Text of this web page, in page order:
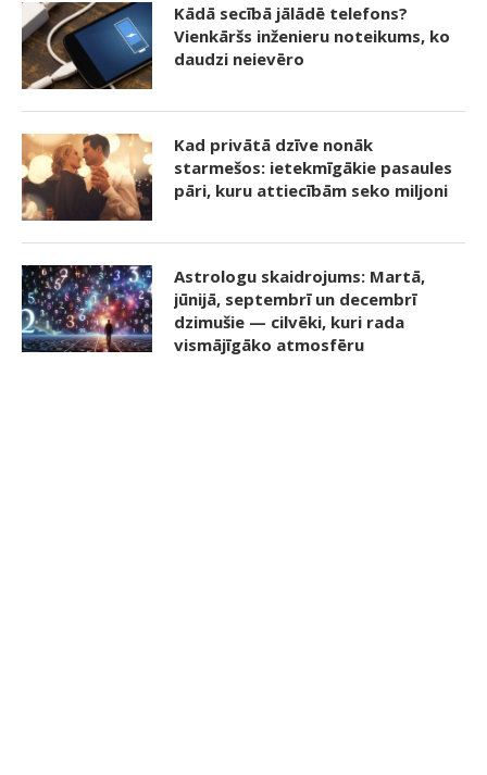
Kādā secībā jālādē telefons?
Vienkāršs inženieru noteikums, ko
daudzi neievēro
Kad privātā dzīve nonāk
starmešos: ietekmīgākie pasaules
pāri, kuru attiecībām seko miljoni
Astrologu skaidrojums: Martā,
jūnijā, septembrī un decembrī
dzimušie — cilvēki, kuri rada
vismājīgāko atmosfēru